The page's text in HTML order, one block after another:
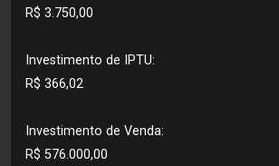
R$ 3.750,00
Investimento de IPTU:
R$ 366,02
Investimento de Venda:
R$ 576.000,00